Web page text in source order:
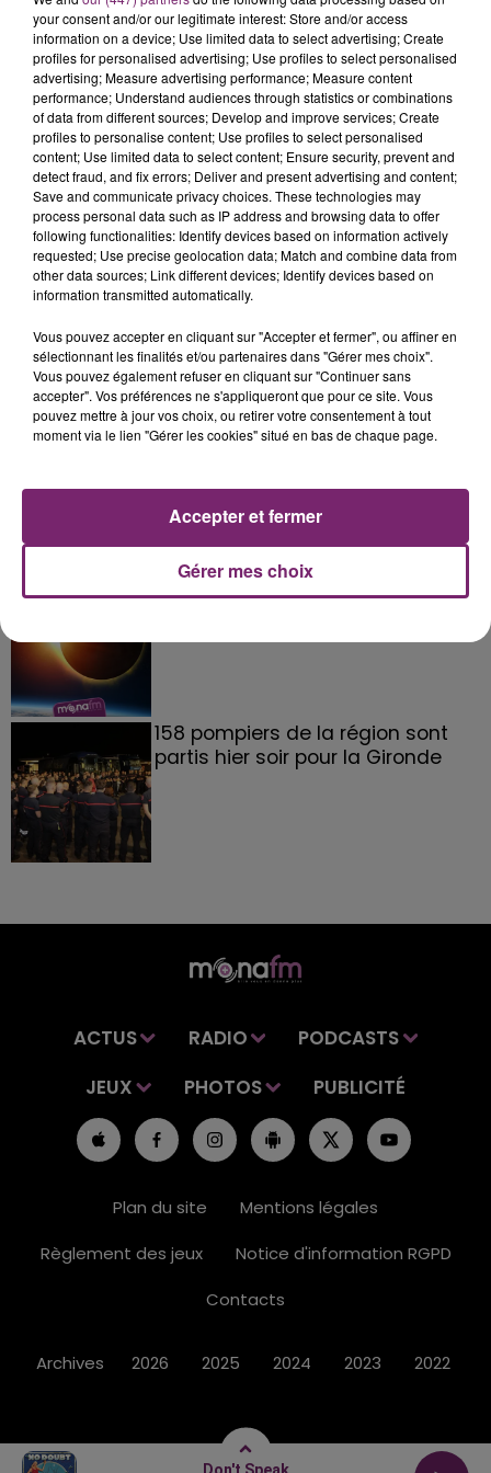
Don't Speak
- Vous croyez fermement que professionnalisme
rime avec efficacité et convivialité.
- Vous souhaitez intégrer une équipe à taille
humaine pour exprimer pleinement vos talents.
Type de contrat :CDI en temps partiel -
26h/semaine.
Date de début prévue :25/10/2021
Pour plus d'informations et postuler :Rendez-vous
dès maintenant sur le site Internetfr.indeed.com.
La Bulle - Guinguette éphémère
158 pompiers de la région sont
partis hier soir pour la Gironde
ACTUS RADIO
PODCASTS
JEUX
PHOTOS PUBLICITÉ
Plan du site
Mentions légales
Règlement des jeux
Notice d'information RGPD
Contacts
Archives 2026 2025 2024 2023 2022
your consent and/or our legitimate interest: Store and/or access
information on a device; Use limited data to select advertising; Create
profiles for personalised advertising; Use profiles to select personalised
advertising; Measure advertising performance; Measure content
performance; Understand audiences through statistics or combinations
of data from different sources; Develop and improve services; Create
profiles to personalise content; Use profiles to select personalised
content; Use limited data to select content; Ensure security, prevent and
detect fraud, and fix errors; Deliver and present advertising and content;
Save and communicate privacy choices. These technologies may
process personal data such as IP address and browsing data to offer
following functionalities: Identify devices based on information actively
requested; Use precise geolocation data; Match and combine data from
other data sources; Link different devices; Identify devices based on
information transmitted automatically.
Vous pouvez accepter en cliquant sur "Accepter et fermer", ou affiner en
sélectionnant les finalités et/ou partenaires dans "Gérer mes choix".
Vous pouvez également refuser en cliquant sur "Continuer sans
accepter". Vos préférences ne s'appliqueront que pour ce site. Vous
pouvez mettre à jour vos choix, ou retirer votre consentement à tout
moment via le lien "Gérer les cookies" situé en bas de chaque page.
Gérer mes choix
Accepter et fermer